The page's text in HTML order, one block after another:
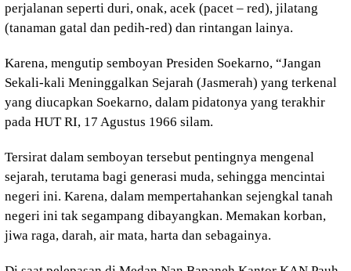
perjalanan seperti duri, onak, acek (pacet – red), jilatang
(tanaman gatal dan pedih-red) dan rintangan lainya.
Karena, mengutip semboyan Presiden Soekarno, “Jangan
Sekali-kali Meninggalkan Sejarah (Jasmerah) yang terkenal
yang diucapkan Soekarno, dalam pidatonya yang terakhir
pada HUT RI, 17 Agustus 1966 silam.
Tersirat dalam semboyan tersebut pentingnya mengenal
sejarah, terutama bagi generasi muda, sehingga mencintai
negeri ini. Karena, dalam mempertahankan sejengkal tanah
negeri ini tak segampang dibayangkan. Memakan korban,
jiwa raga, darah, air mata, harta dan sebagainya.